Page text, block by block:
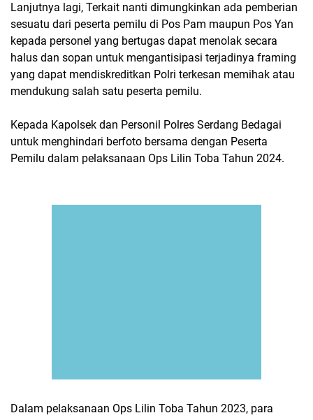
Lanjutnya lagi, Terkait nanti dimungkinkan ada pemberian
sesuatu dari peserta pemilu di Pos Pam maupun Pos Yan
kepada personel yang bertugas dapat menolak secara
halus dan sopan untuk mengantisipasi terjadinya framing
yang dapat mendiskreditkan Polri terkesan memihak atau
mendukung salah satu peserta pemilu.
Kepada Kapolsek dan Personil Polres Serdang Bedagai
untuk menghindari berfoto bersama dengan Peserta
Pemilu dalam pelaksanaan Ops Lilin Toba Tahun 2024.
Dalam pelaksanaan Ops Lilin Toba Tahun 2023, para